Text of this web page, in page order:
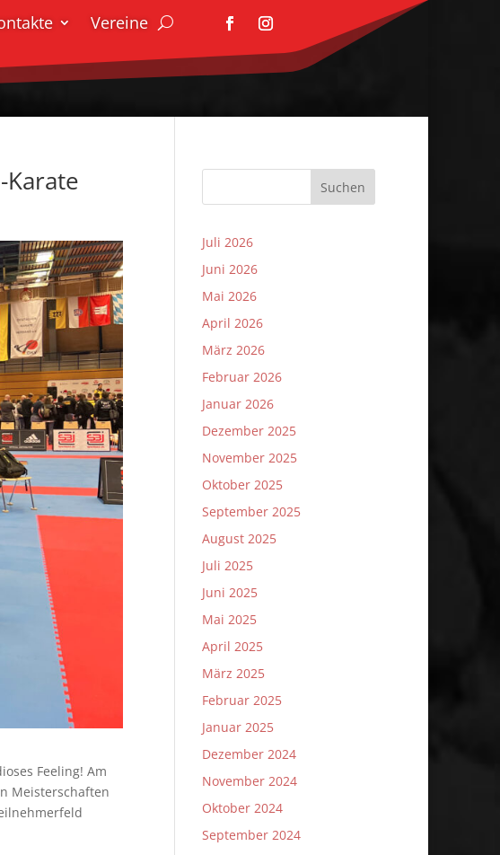
Vereine
Feeling! Am
Meisterschaften
Suchen
Juli 2026
Juni 2026
Mai 2026
April 2026
März 2026
Februar 2026
Januar 2026
Dezember 2025
November 2025
Oktober 2025
September 2025
August 2025
Juli 2025
Juni 2025
Mai 2025
April 2025
März 2025
Februar 2025
Januar 2025
Dezember 2024
November 2024
Oktober 2024
September 2024